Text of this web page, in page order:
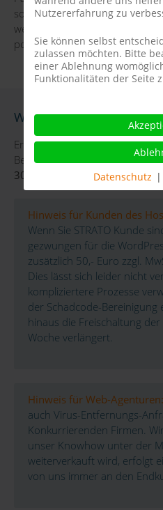
sollten nicht nur die
werden, sondern auch der
potenziell gefährdete Zugänge.
WordPress Virus
Erfahrungsgemäß liegt der
Bereinigung eines WordPress
300,- Euro zzgl. MwSt.
Hinweis für Kunden des
Wenn Sie STRATO Kunde
gezwungen für die
zusätzlich 50,- Euro zzgl.
Dies lässt sich leider nicht
kompliziertere Prozesse
der Schadcode-
hinaus die Freischaltung
Woche verlängert.
Hinweis für Web-Agenturen:
auch Virus-Entfernungs-
Konkurrierenden Firmen.
unser Knowhow unter der
weiterverkauft wird, erfolgt
von uns immer an den
Nutzererfahrung zu
Sie können selbst
zulassen möchten. Bitte
einer Ablehnung
Funktionalitäten der Seite
Datenschutz |